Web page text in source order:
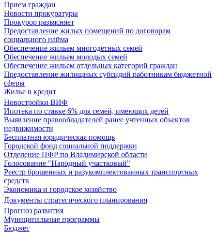
Прием граждан
Новости прокуратуры
Прокурор разъясняет
Предоставление жилых помещений по договорам
социального найма
Обеспечение жильем многодетных семей
Обеспечение жильем молодых семей
Обеспечение жильем отдельных категорий граждан
Предоставление жилищных субсидий работникам бюджетной
сферы
Жилье в кредит
Новостройки ВИФ
Ипотека по ставке 6% для семей, имеющих детей
Выявление правообладателей ранее учтенных объектов
недвижимости
Бесплатная юридическая помощь
Городской фонд социальной поддержки
Отделение ПФР по Владимирской области
Голосование "Народный участковый"
Реестр брошенных и разукомплектованных транспортных
средств
Экономика и городское хозяйство
Документы стратегического планирования
Прогноз развития
Муниципальные программы
Бюджет